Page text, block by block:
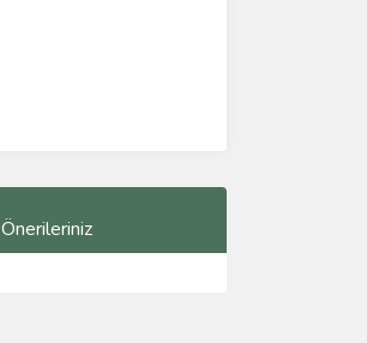
Önerileriniz